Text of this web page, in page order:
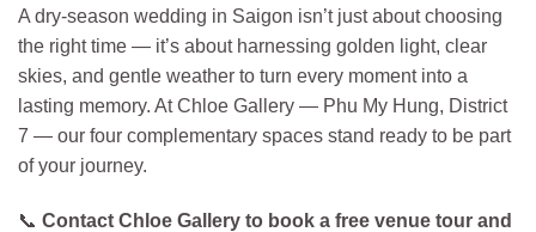
A dry-season wedding in Saigon isn’t just about choosing
the right time — it’s about harnessing golden light, clear
skies, and gentle weather to turn every moment into a
lasting memory. At Chloe Gallery — Phu My Hung, District
7 — our four complementary spaces stand ready to be part
of your journey.
📞 Contact Chloe Gallery to book a free venue tour and